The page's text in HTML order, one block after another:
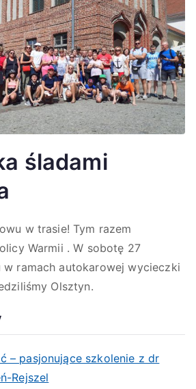
śladami
w trasie! Tym razem
Warmii . W sobotę 27
ramach autokarowej wycieczki
Olsztyn.
– pasjonujące szkolenie z dr
Rejszel